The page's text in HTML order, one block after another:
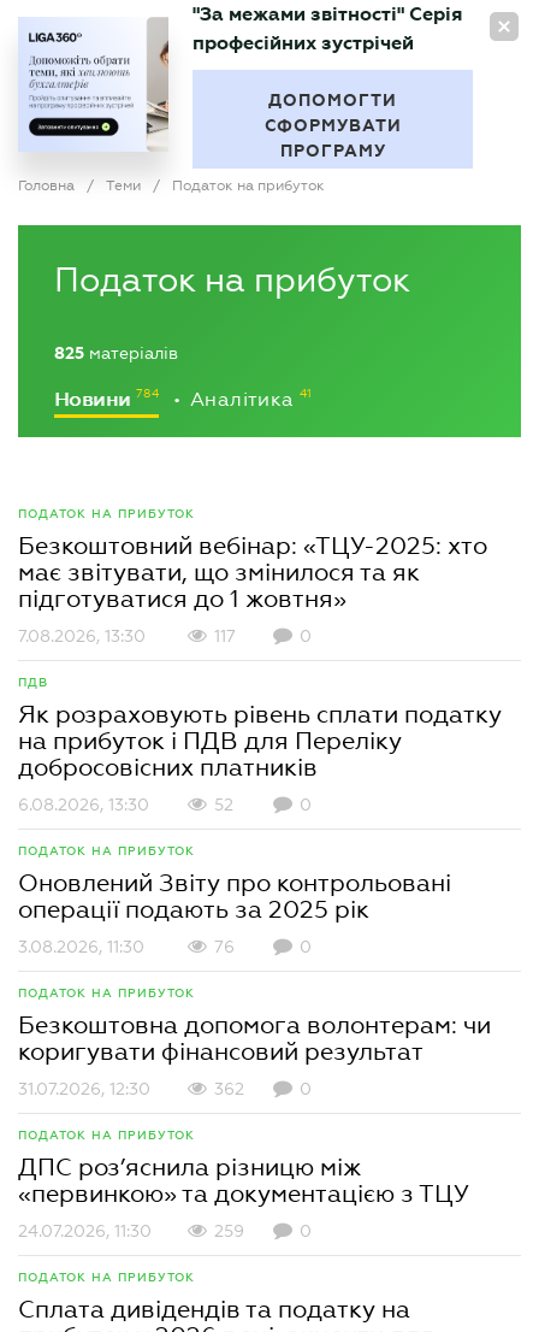
UA
БУХГАЛТЕР
"За межами звітності" Серія
професійних зустрічей
ДОПОМОГТИ
СФОРМУВАТИ
ПРОГРАМУ
Головна / Теми / Податок на прибуток
Податок на прибуток
825 матеріалів
Новини • Аналітика
ПОДАТОК НА ПРИБУТОК
Безкоштовний вебінар: «ТЦУ-2025: хто
має звітувати, що змінилося та як
підготуватися до 1 жовтня»
7.08.2026, 13:30 117 0
ПДВ
Як розраховують рівень сплати податку
на прибуток і ПДВ для Переліку
добросовісних платників
6.08.2026, 13:30 52 0
ПОДАТОК НА ПРИБУТОК
Оновлений Звіту про контрольовані
операції подають за 2025 рік
3.08.2026, 11:30 76 0
ПОДАТОК НА ПРИБУТОК
Безкоштовна допомога волонтерам: чи
коригувати фінансовий результат
31.07.2026, 12:30 362 0
ПОДАТОК НА ПРИБУТОК
ДПС роз’яснила різницю між
«первинкою» та документацією з ТЦУ
24.07.2026, 11:30 259 0
ПОДАТОК НА ПРИБУТОК
Сплата дивідендів та податку на